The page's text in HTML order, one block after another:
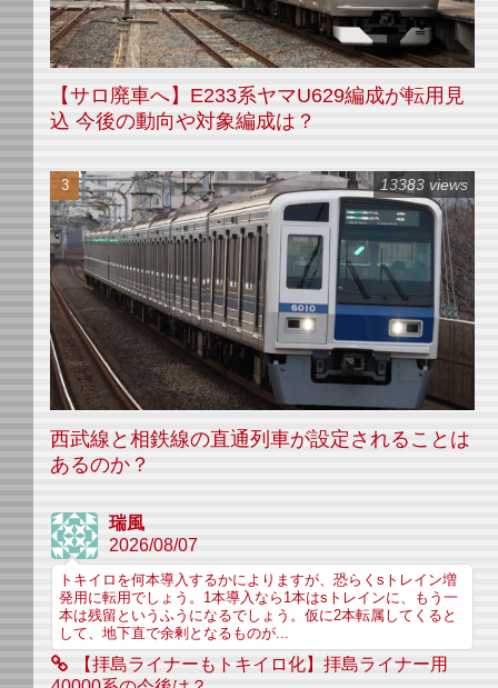
【サロ廃車へ】E233系ヤマU629編成が転用見
込 今後の動向や対象編成は？
西武線と相鉄線の直通列車が設定されることは
あるのか？
13383 views
瑞風
2026/08/07
トキイロを何本導入するかによりますが、恐らくsトレイン増
発用に転用でしょう。1本導入なら1本はsトレインに、もう一
本は残留というふうになるでしょう。仮に2本転属してくると
して、地下直で余剰となるものが...
【拝島ライナーもトキイロ化】拝島ライナー用